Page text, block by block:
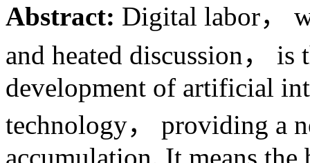
Abstract: Digital labor，
and heated discussion，
development of artificial
technology， providing a